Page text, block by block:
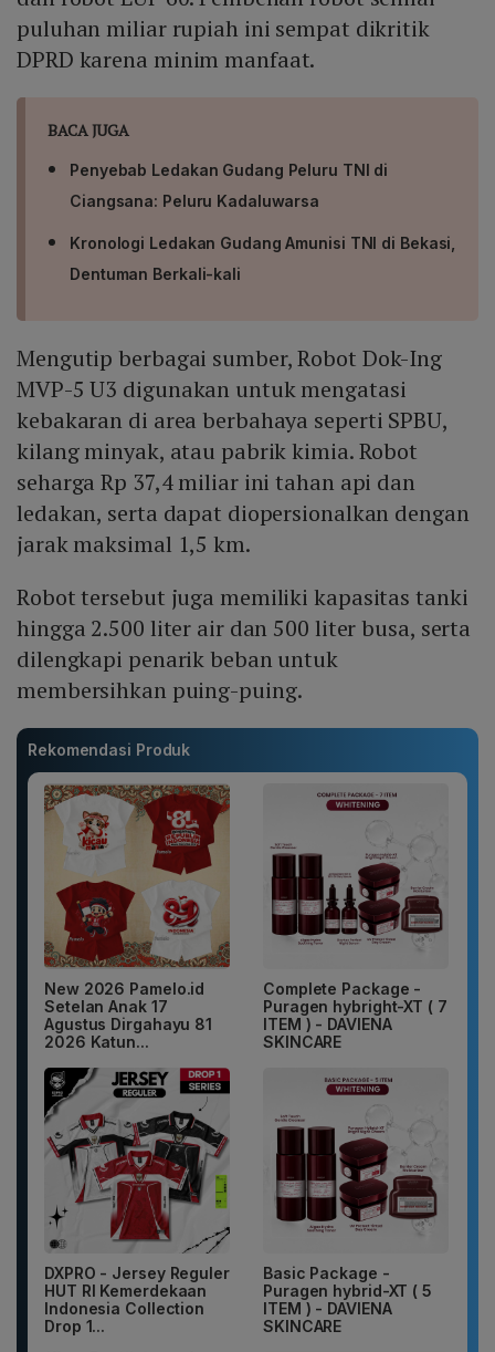
puluhan miliar rupiah ini sempat dikritik
DPRD karena minim manfaat.
BACA JUGA
Penyebab Ledakan Gudang Peluru TNI di
Ciangsana: Peluru Kadaluwarsa
Kronologi Ledakan Gudang Amunisi TNI di Bekasi,
Dentuman Berkali-kali
Mengutip berbagai sumber, Robot Dok-Ing
MVP-5 U3 digunakan untuk mengatasi
kebakaran di area berbahaya seperti SPBU,
kilang minyak, atau pabrik kimia. Robot
seharga Rp 37,4 miliar ini tahan api dan
ledakan, serta dapat diopersionalkan dengan
jarak maksimal 1,5 km.
Robot tersebut juga memiliki kapasitas tanki
hingga 2.500 liter air dan 500 liter busa, serta
dilengkapi penarik beban untuk
membersihkan puing-puing.
Rekomendasi Produk
New 2026 Pamelo.id
Setelan Anak 17
Agustus Dirgahayu 81
2026 Katun...
Complete Package -
Puragen hybright-XT ( 7
ITEM ) - DAVIENA
SKINCARE
DXPRO - Jersey Reguler
HUT RI Kemerdekaan
Indonesia Collection
Drop 1...
Basic Package -
Puragen hybrid-XT ( 5
ITEM ) - DAVIENA
SKINCARE